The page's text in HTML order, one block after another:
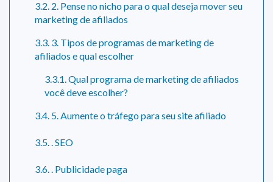
3.2. 2. Pense no nicho para o qual deseja mover seu
marketing de afiliados
3.3. 3. Tipos de programas de marketing de
afiliados e qual escolher
3.3.1. Qual programa de marketing de afiliados
você deve escolher?
3.4. 5. Aumente o tráfego para seu site afiliado
3.5. . SEO
3.6. . Publicidade paga